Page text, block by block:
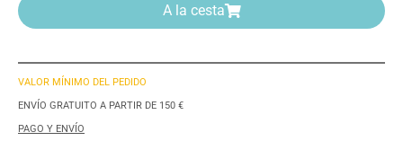
A la cesta
VALOR MÍNIMO DEL PEDIDO
ENVÍO GRATUITO A PARTIR DE 150 €
PAGO Y ENVÍO